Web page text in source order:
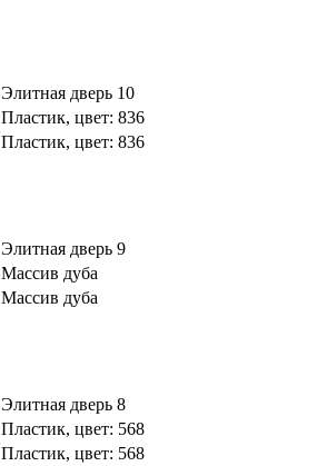
Элитная дверь 10
Пластик, цвет: 836
Пластик, цвет: 836
Элитная дверь 9
Массив дуба
Массив дуба
Элитная дверь 8
Пластик, цвет: 568
Пластик, цвет: 568